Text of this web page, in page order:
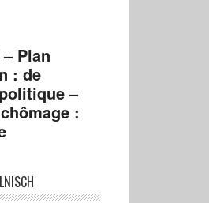
Plan
: de
–
: